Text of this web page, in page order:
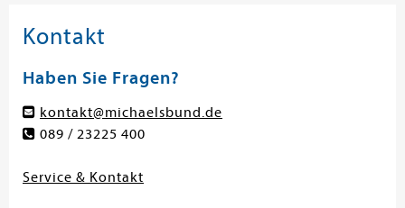
Kontakt
Haben Sie Fragen?
kontakt@michaelsbund.de
089 / 23225 400
Service & Kontakt